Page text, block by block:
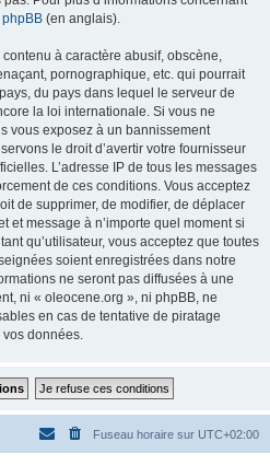
phpBB (en anglais).
à caractère abusif, obscène,
pornographique, etc. qui pourrait
du pays dans lequel le serveur de
la loi internationale. Si vous ne
vous exposez à un bannissement
le droit d’avertir votre fournisseur
L’adresse IP de tous les messages
de ces conditions. Vous acceptez
de supprimer, de modifier, de déplacer
et message à n’importe quel moment si
qu’utilisateur, vous acceptez que toutes
soient enregistrées dans notre
ne seront pas diffusées à une
ni « oleocene.org », ni phpBB, ne
en cas de tentative de piratage
données.
Fuseau horaire sur UTC+02:00